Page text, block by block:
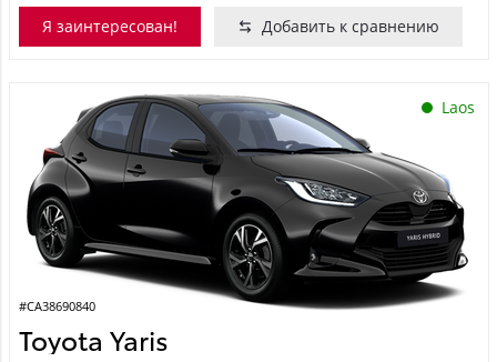
Я заинтересован! Добавить к сравнению
Laos
#CA38690840
Toyota Yaris